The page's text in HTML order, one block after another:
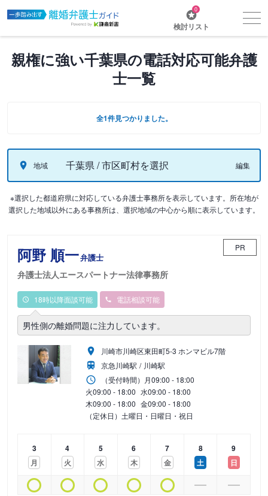
0
検討リスト
親権に強い千葉県の電話対応可能弁護
士一覧
全1件見つかりました。
地域 千葉県 / 市区町村を選択 編集
※選択した都道府県に対応している弁護士事務所を表示しています。所在地が
選択した地域以外にある事務所は、選択地域の中心から順に表示しています。
阿野 順一弁護士
弁護士法人エースパートナー法律事務所
PR
18時以降面談可能 電話相談可能
男性側の離婚問題に注力しています。
川崎市川崎区東田町5-3 ホンマビル7階
京急川崎駅
川崎駅
（受付時間） 月09:00 - 18:00
火09:00 - 18:00 水09:00 - 18:00
木09:00 - 18:00 金09:00 - 18:00
（定休日）土曜日・日曜日・祝日
3
月
4
火
5
水
6
木
7
金
8
土
9
日